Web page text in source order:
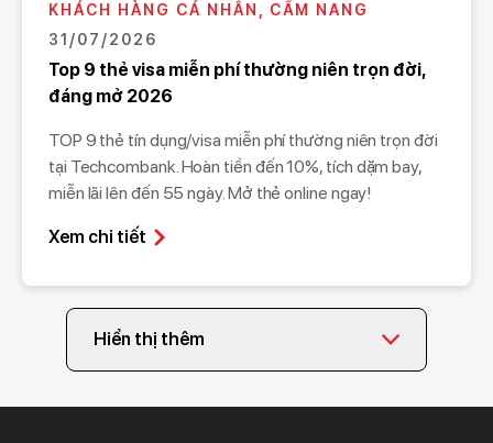
KHÁCH HÀNG CÁ NHÂN, CẨM NANG
31/07/2026
Top 9 thẻ visa miễn phí thường niên trọn đời,
đáng mở 2026
TOP 9 thẻ tín dụng/visa miễn phí thường niên trọn đời
tại Techcombank. Hoàn tiền đến 10%, tích dặm bay,
miễn lãi lên đến 55 ngày. Mở thẻ online ngay!
Xem chi tiết
Hiển thị thêm